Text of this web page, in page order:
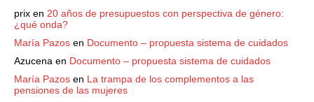
prix en 20 años de presupuestos con perspectiva de género:
¿qué onda?
María Pazos en Documento – propuesta sistema de cuidados
Azucena en Documento – propuesta sistema de cuidados
María Pazos en La trampa de los complementos a las
pensiones de las mujeres